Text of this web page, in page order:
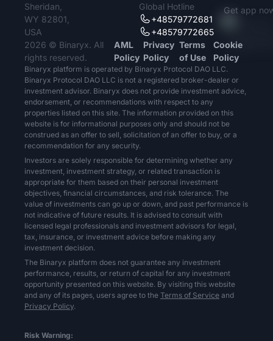
Sheridan,
WY 82801,
USA
Global Hotline
+48579772681
+48579772665
Get app
2026 © Binaryx. All
rights reserved.
AML
Policy
Privacy
Policy
Terms
of Use
Cookie
Policy
Binaryx platform is operated by Binaryx Protocol DAO LLC.
Binaryx Protocol DAO LLC is not a registered broker-dealer or
investment advisor. Binaryx does not provide investment advice,
endorsement, or recommendations with respect to any
properties listed on this site. The information provided on this
website is for informational purposes only and should not be
construed as an offer to sell, solicitation of an offer to buy, or a
recommendation for any security.
Investors are solely responsible for determining whether any
investment, investment strategy, or related transaction is
appropriate for them based on their personal investment
objectives, financial circumstances, and risk tolerance. The
value of investments can go up or down, and past performance is
not indicative of future results. It is advised to consult with
licensed legal professionals and investment advisors for legal,
tax, insurance, or investment advice before making any
investment decision.
The Binaryx platform does not guarantee any investment
performance, results, or return of capital for any investment
opportunity presented on this website. By visiting this website
and any of its pages, users agree to the Terms of Service and
Privacy Policy.
Risk Warning: